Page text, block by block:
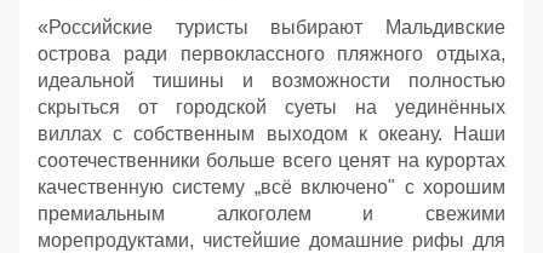
«Российские туристы выбирают Мальдивские
острова ради первоклассного пляжного отдыха,
идеальной тишины и возможности полностью
скрыться от городской суеты на уединённых
виллах с собственным выходом к океану. Наши
соотечественники больше всего ценят на курортах
качественную систему „всё включено" с хорошим
премиальным алкоголем и свежими
морепродуктами, чистейшие домашние рифы для